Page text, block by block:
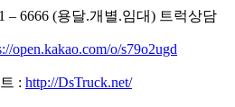
– 6666 (용달.개별.임대) 트럭상담
open.kakao.com/o/s79o2ugd
: http://DsTruck.net/